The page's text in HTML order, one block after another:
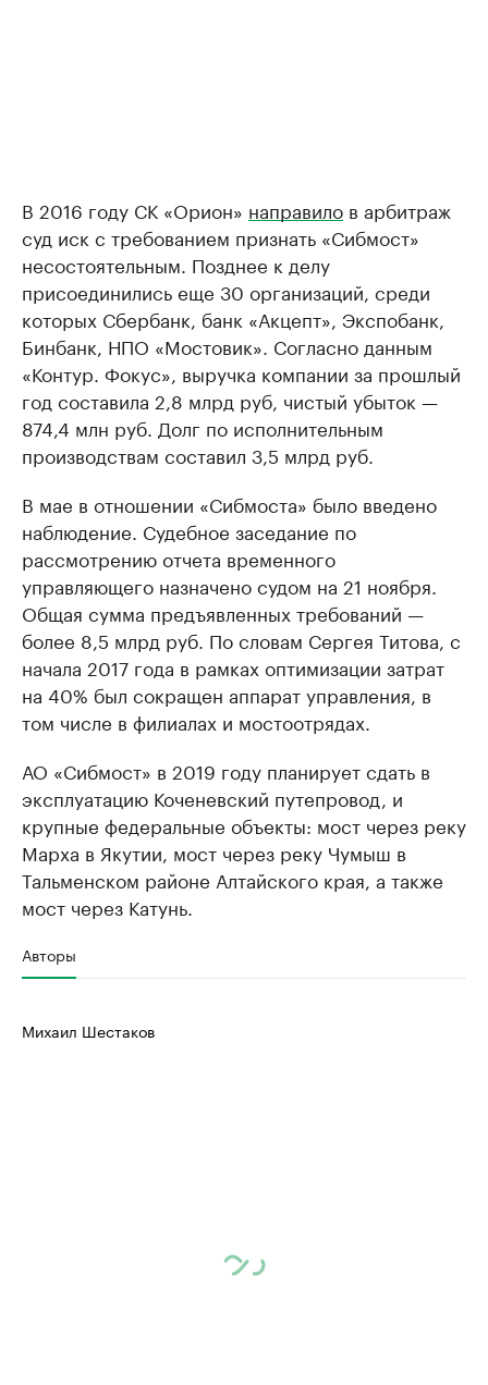
В 2016 году СК «Орион» направило в арбитраж
суд иск с требованием признать «Сибмост»
несостоятельным. Позднее к делу
присоединились еще 30 организаций, среди
которых Сбербанк, банк «Акцепт», Экспобанк,
Бинбанк, НПО «Мостовик». Согласно данным
«Контур. Фокус», выручка компании за прошлый
год составила 2,8 млрд руб, чистый убыток —
874,4 млн руб. Долг по исполнительным
производствам составил 3,5 млрд руб.
В мае в отношении «Сибмоста» было введено
наблюдение. Судебное заседание по
рассмотрению отчета временного
управляющего назначено судом на 21 ноября.
Общая сумма предъявленных требований —
более 8,5 млрд руб. По словам Сергея Титова, с
начала 2017 года в рамках оптимизации затрат
на 40% был сокращен аппарат управления, в
том числе в филиалах и мостоотрядах.
АО «Сибмост» в 2019 году планирует сдать в
эксплуатацию Коченевский путепровод, и
крупные федеральные объекты: мост через реку
Марха в Якутии, мост через реку Чумыш в
Тальменском районе Алтайского края, а также
мост через Катунь.
Авторы
Михаил Шестаков